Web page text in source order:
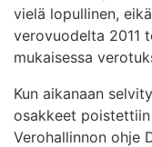
vielä lopullinen,
verovuodelta 2011
mukaisessa
Kun aikanaan
osakkeet
Verohallinnon ohje